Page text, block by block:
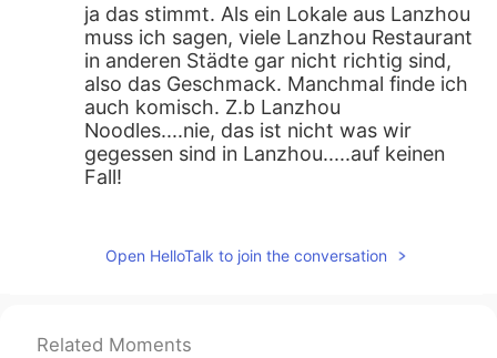
ja das stimmt. Als ein Lokale aus Lanzhou
muss ich sagen, viele Lanzhou Restaurant
in anderen Städte gar nicht richtig sind,
also das Geschmack. Manchmal finde ich
auch komisch. Z.b Lanzhou
Noodles....nie, das ist nicht was wir
gegessen sind in Lanzhou.....auf keinen
Fall!
CN DE
Open HelloTalk to join the conversation
Related Moments